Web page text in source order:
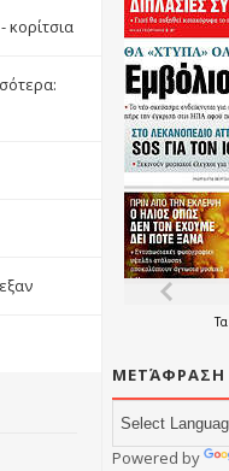
κορίτσια
Τα
ΜΕΤΆΦΡΑΣΗ
Powered by